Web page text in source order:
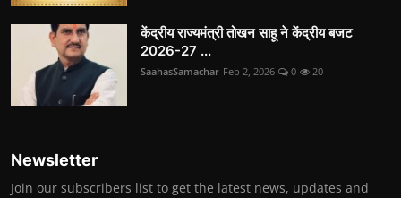
केंद्रीय राज्यमंत्री तोखन साहू ने केंद्रीय बजट
2026-27 ...
SaahasSamachar Feb 2, 2026 0 20
Newsletter
Join our subscribers list to get the latest news, updates and